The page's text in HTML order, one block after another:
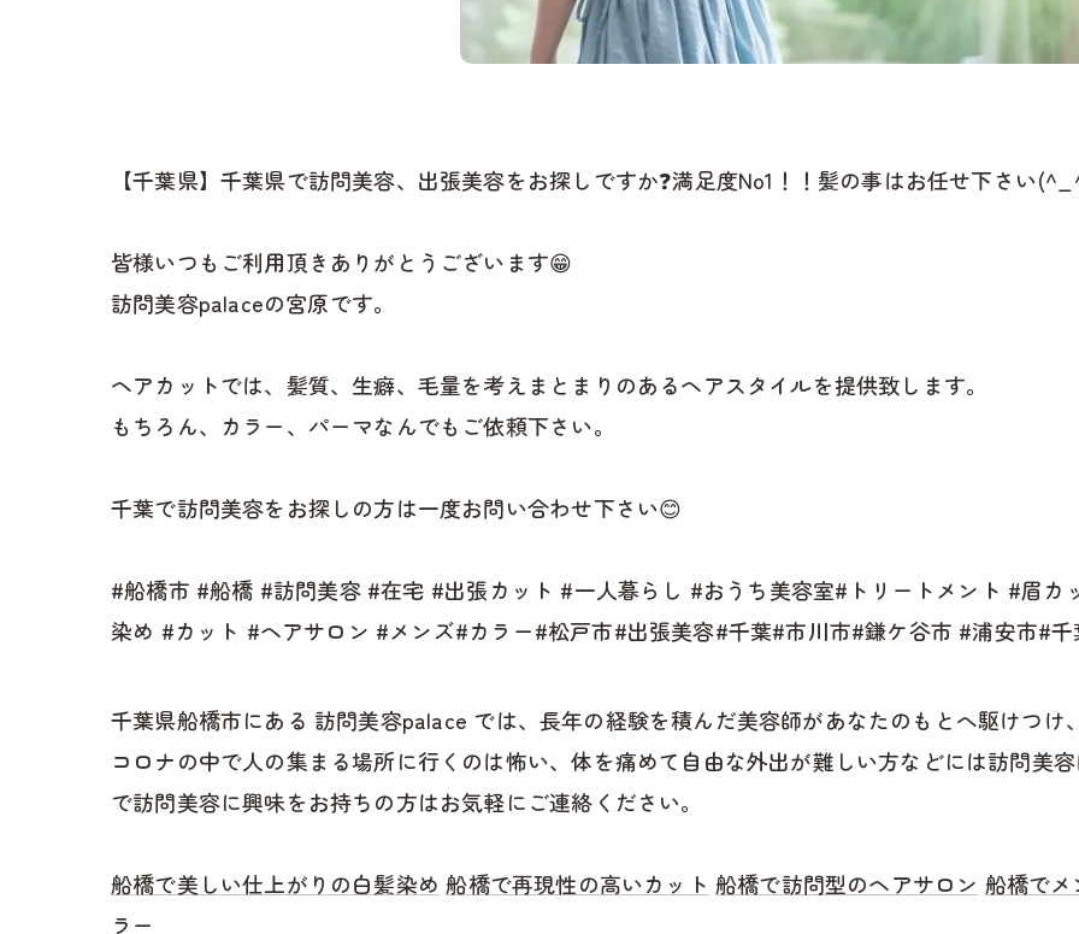
【千葉県】千葉県で訪問美容、出張美容をお探しですか❓満足度No1！！髪の事はお任せ下さい
皆様いつもご利用頂きありがとうございます😁
訪問美容palaceの宮原です。
ヘアカットでは、髪質、生癖、毛量を考えまとまりのあるヘアスタイルを提供致します。
もちろん、カラー、パーマなんでもご依頼下さい。
千葉で訪問美容をお探しの方は一度お問い合わせ下さい😊
#船橋市 #船橋 #訪問美容 #在宅 #出張カット #一人暮らし #おうち美容室#トリートメント #眉
染め #カット #ヘアサロン #メンズ#カラー#松戸市#出張美容#千葉#市川市#鎌ケ谷市 #浦安市#
千葉県船橋市にある 訪問美容palace では、長年の経験を積んだ美容師があなたのもとへ駆けつ
コロナの中で人の集まる場所に行くのは怖い、体を痛めて自由な外出が難しい方などには訪問美
で訪問美容に興味をお持ちの方はお気軽にご連絡ください。
船橋で美しい仕上がりの白髪染め 船橋で再現性の高いカット 船橋で訪問型のヘアサロン 船橋で
ラー